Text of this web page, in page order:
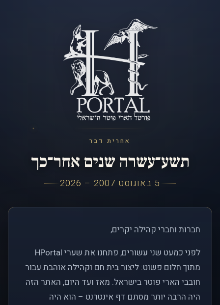
אחרית דבר
תשע־עשרה שנים אחר־כך
5 באוגוסט 2007 – 2026
חברות וחברי קהילה יקרים,
לפני כמעט שני עשורים, פתחנו את שערי HPortal
מתוך חלום פשוט: ליצור בית חם וקהילה אוהבת עבור
חובבי הארי פוטר בישראל. מאז ועד היום, האתר הזה
היה הרבה יותר מסתם דף אינטרנט – הוא היה